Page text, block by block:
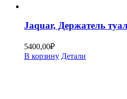
Jaquar, Держатель
5400,00₽
В корзину Детали